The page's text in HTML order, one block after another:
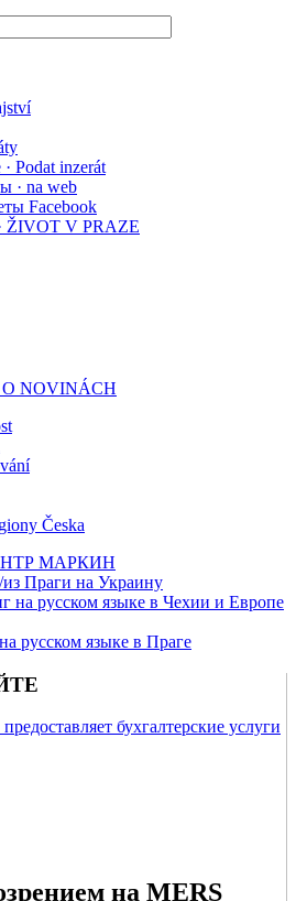
Podat inzerát
· na web
Facebook
V PRAZE
NOVINÁCH
Česka
на MERS